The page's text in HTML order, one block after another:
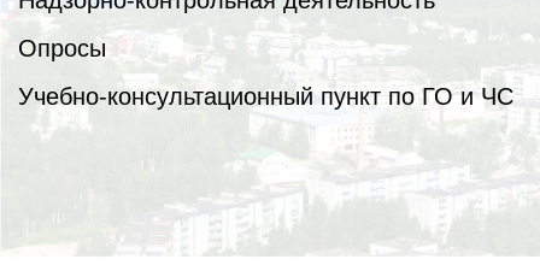
Опросы
Учебно-консультационный пункт по ГО и ЧС